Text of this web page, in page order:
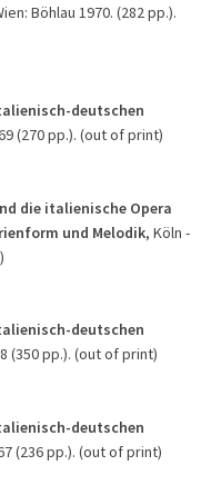
Böhlau 1970. (282 pp.).
deutschen
(270 pp.). (out of print)
die italienische Opera
und Melodik, Köln -
deutschen
(350 pp.). (out of print)
deutschen
(236 pp.). (out of print)